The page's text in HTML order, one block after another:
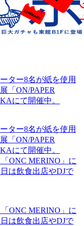
ター8名が紙を使用
「ON/PAPER
にて開催中。
ター8名が紙を使用
「ON/PAPER
にて開催中。
ONC MERINO」に
は飲食出店やDJで
ONC MERINO」に
は飲食出店やDJで